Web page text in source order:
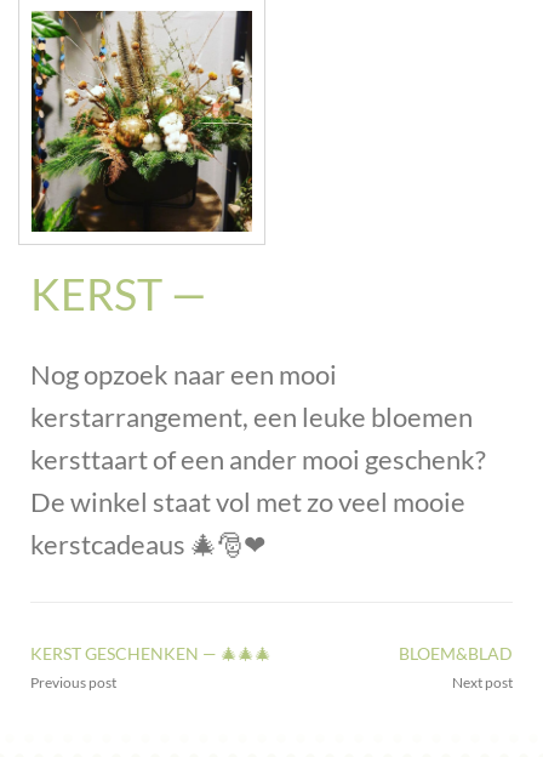
KERST —
Nog opzoek naar een mooi
kerstarrangement, een leuke bloemen
kersttaart of een ander mooi geschenk?
De winkel staat vol met zo veel mooie
kerstcadeaus 🎄🎅❤
KERST GESCHENKEN — 🎄🎄🎄
Previous post
BLOEM&BLAD
Next post